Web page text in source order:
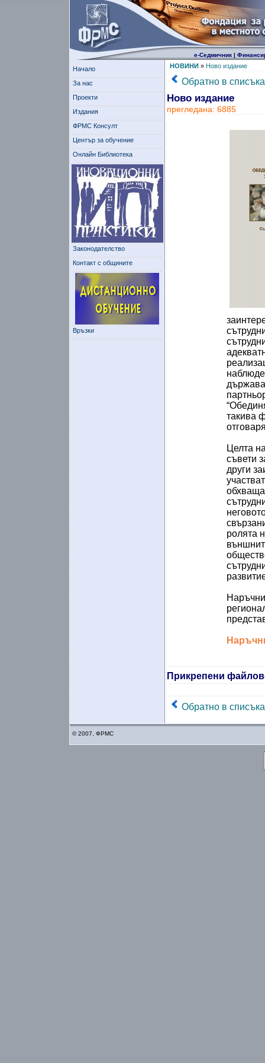
е-Седмичник|
Начало
За нас
Проекти
Издания
ФРМС Консулт
Център за обучение
Онлайн Библиотека
Законодателство
Контакт с общините
Връзки
НОВИНИ» Ново издание
Обратно в списъка
Ново издание
прегледана: 6885
такива
Целта
съвети
други
ролята
Прикрепени
Обратно в списъка
© 2007, ФРМС